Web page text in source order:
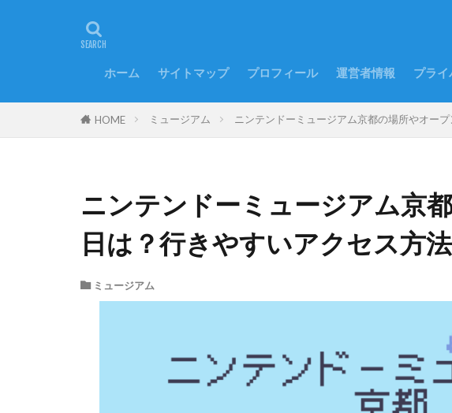
ホーム サイトマップ プロフィール 運営者情報 プライ
HOME ミュージアム ニンテンドーミュージアム京都の場所やオー
ニンテンドーミュージアム京
日は？行きやすいアクセス方法
ミュージアム